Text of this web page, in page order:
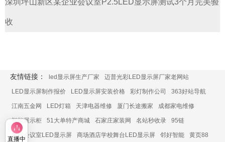
深圳坪山新区某企业会议室P2.5LED显示屏测试3个月完美验
收
友情链接： led显示屏生产厂家 迈普光彩LED显示屏厂家老网站
LED显示屏制作报价 LED显示屏安装价格 彩灯制作公司 363好站导航
江南五金网 LED灯箱 天津电器维修 厦门长途搬家 成都家电维修
智能展示柜 51大单特产商城 石家庄家装网 名站秒收录 95链
展厅会议室LED显示屏 商场酒店学校舞台LED显示屏 邻好智能 黄页88
直播中